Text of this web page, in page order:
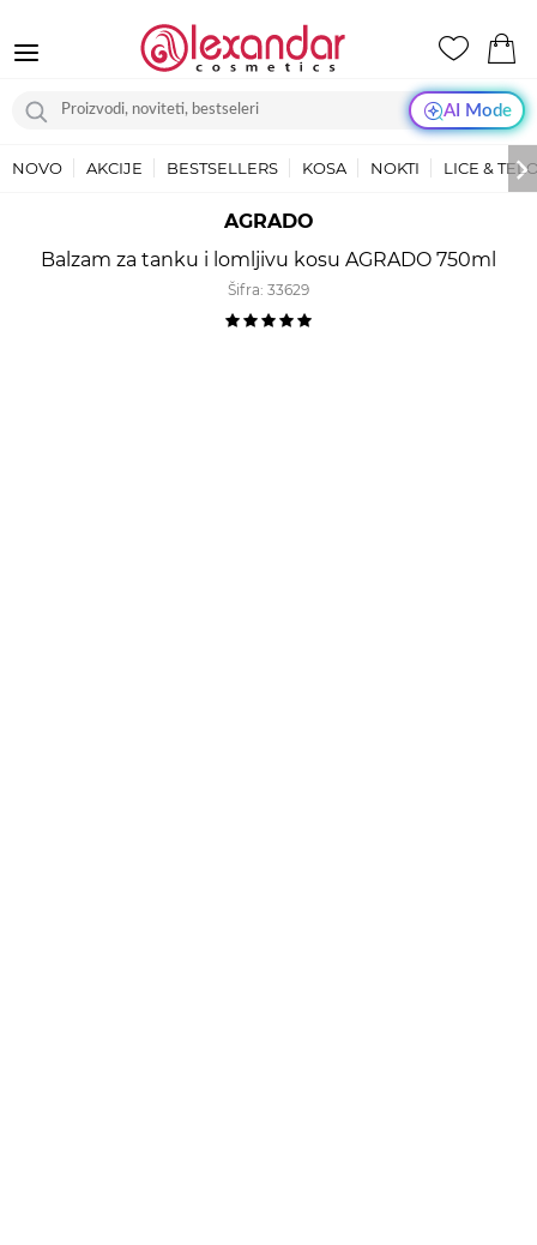
AI Mode
NOVO AKCIJE BESTSELLERS KOSA NOKTI LICE &
AGRADO
Balzam za tanku i lomljivu kosu AGRADO 750ml
Šifra: 33629